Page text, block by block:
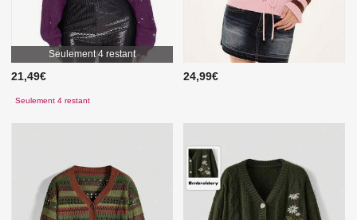
Seulement 4 restant
21,49€
Seulement 4 restant
24,99€